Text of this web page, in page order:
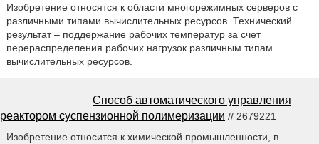
Изобретение относятся к области многорежимных серверов с
различными типами вычислительных ресурсов. Технический
результат – поддержание рабочих температур за счет
перераспределения рабочих нагрузок различным типам
вычислительных ресурсов.
Способ автоматического управления
реактором суспензионной полимеризации // 2679221
Изобретение относится к химической промышленности, в